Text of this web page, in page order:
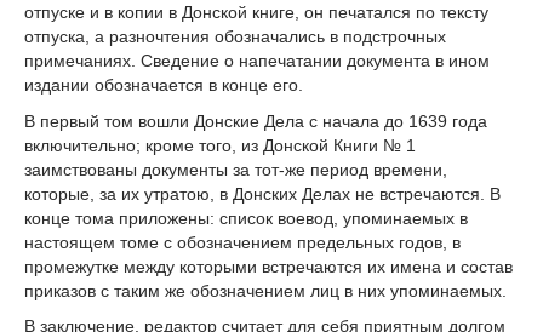
отпуске и в копии в Донской книге, он печатался по тексту
отпуска, а разночтения обозначались в подстрочных
примечаниях. Сведение о напечатании документа в ином
издании обозначается в конце его.
В первый том вошли Донские Дела с начала до 1639 года
включительно; кроме того, из Донской Книги № 1
заимствованы документы за тот-же период времени,
которые, за их утратою, в Донских Делах не встречаются. В
конце тома приложены: список воевод, упоминаемых в
настоящем томе с обозначением предельных годов, в
промежутке между которыми встречаются их имена и состав
приказов с таким же обозначением лиц в них упоминаемых.
В заключение, редактор считает для себя приятным долгом